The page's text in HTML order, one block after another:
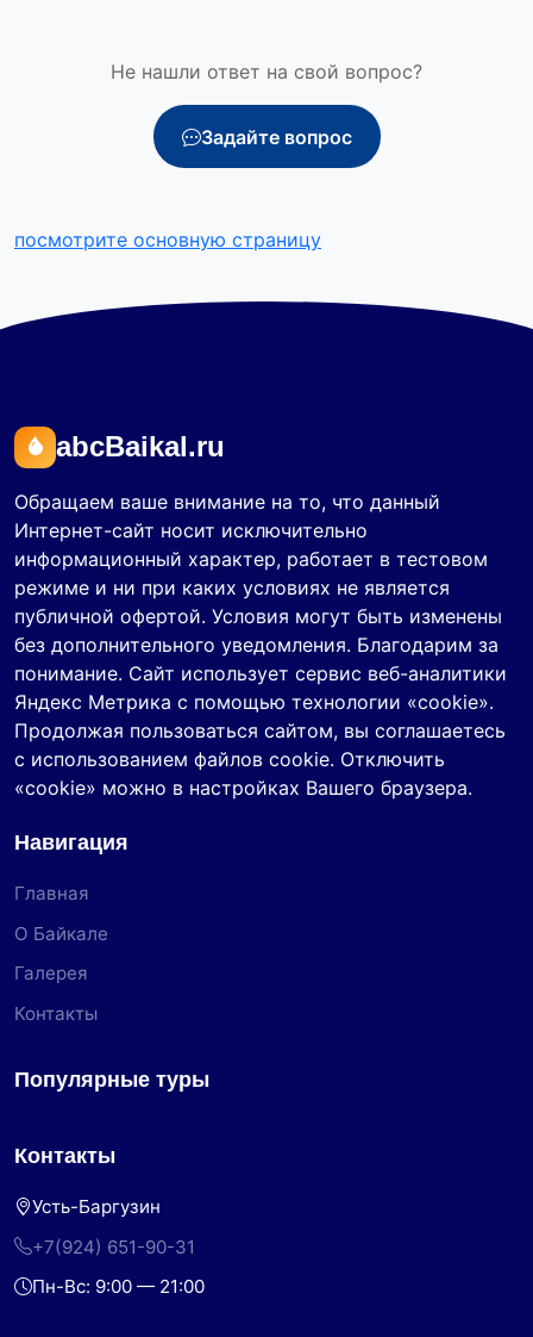
Не нашли ответ на свой вопрос?
Задайте вопрос
посмотрите основную страницу
abcBaikal.ru
Обращаем ваше внимание на то, что данный
Интернет-сайт носит исключительно
информационный характер, работает в тестовом
режиме и ни при каких условиях не является
публичной офертой. Условия могут быть изменены
без дополнительного уведомления. Благодарим за
понимание. Сайт использует сервис веб-аналитики
Яндекс Метрика с помощью технологии «cookie».
Продолжая пользоваться сайтом, вы соглашаетесь
с использованием файлов cookie. Отключить
«cookie» можно в настройках Вашего браузера.
Навигация
Главная
О Байкале
Галерея
Контакты
Популярные туры
Контакты
Усть-Баргузин
+7(924) 651-90-31
Пн-Вс: 9:00 — 21:00